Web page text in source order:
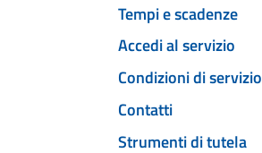
Tempi e scadenze
Accedi al servizio
Condizioni di servizio
Contatti
Strumenti di tutela